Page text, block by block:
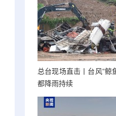
总台现场直击丨台风“鲸
都降雨持续